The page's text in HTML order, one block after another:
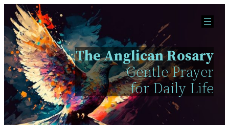
Skip
to
content
The Anglican Rosary
Gentle Prayer
for Daily Life